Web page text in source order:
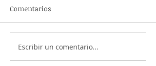
Comentarios
Escribir un comentario...